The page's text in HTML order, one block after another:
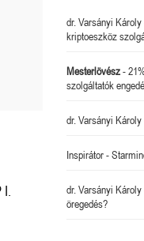
dr. Varsányi Károly
kriptoeszköz
Mesterlövész-
szolgáltatók
dr. Varsányi Károly
Inspirátor-
dr. Varsányi Károly
öregedés?